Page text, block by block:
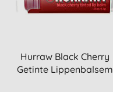
Hurraw Black Cherry
Getinte Lippenbalsem